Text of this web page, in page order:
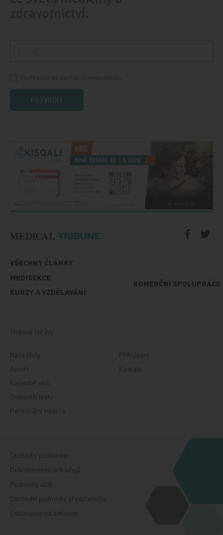
POTVRDIT
VŠECHNY ČLÁNKY
MEDISEKCE
KURZY A VZDĚLÁVÁNÍ
KOMERČNÍ SPOLUPRÁCE
Tiskové zprávy
Naše tituly
Autoři
Kalendář akcí
Znalostní testy
Personální inzerce
Přihlášení
Kontakt
Obchodní podmínky
Ochrana osobních údajů
Podmínky užití
Obchodní podmínky předplatného
Odstoupení od smlouvy